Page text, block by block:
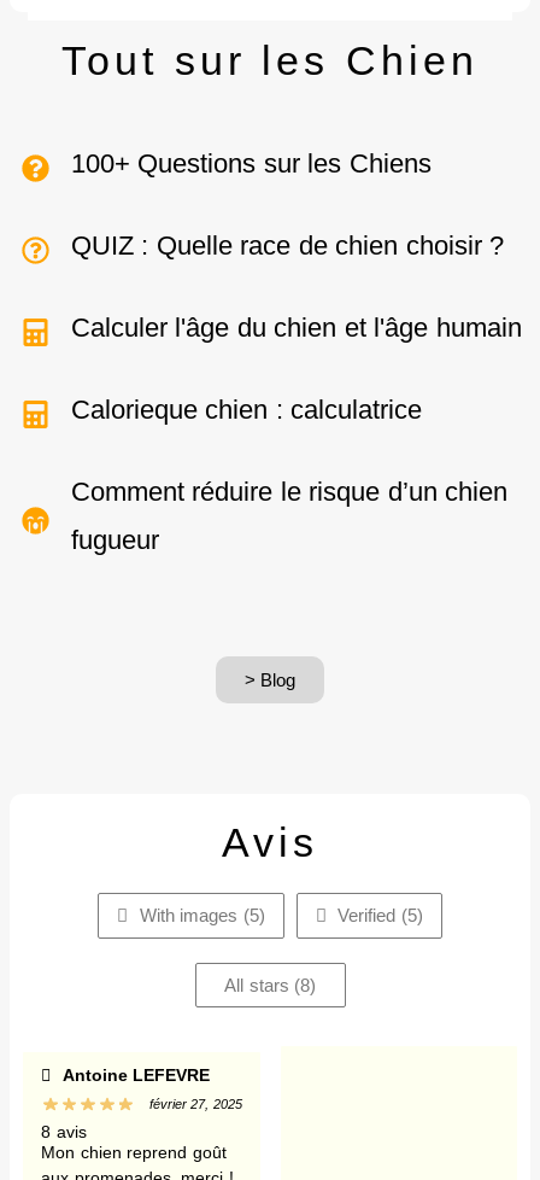
Tout sur les Chien
100+ Questions sur les Chiens
QUIZ : Quelle race de chien choisir ?
Calculer l'âge du chien et l'âge humain
Calorieque chien : calculatrice
Comment réduire le risque d’un chien
fugueur
> Blog
Avis
With images (5) Verified (5)
All stars (8)
Antoine LEFEVRE
8 avis
février 27, 2025
Mon chien reprend goût